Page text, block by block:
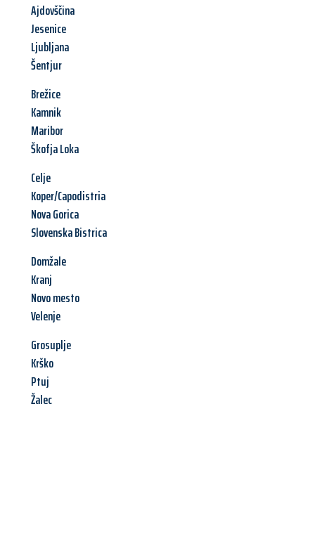
Ajdovščina
Jesenice
Ljubljana
Šentjur
Brežice
Kamnik
Maribor
Škofja Loka
Celje
Koper/Capodistria
Nova Gorica
Slovenska Bistrica
Domžale
Kranj
Novo mesto
Velenje
Grosuplje
Krško
Ptuj
Žalec